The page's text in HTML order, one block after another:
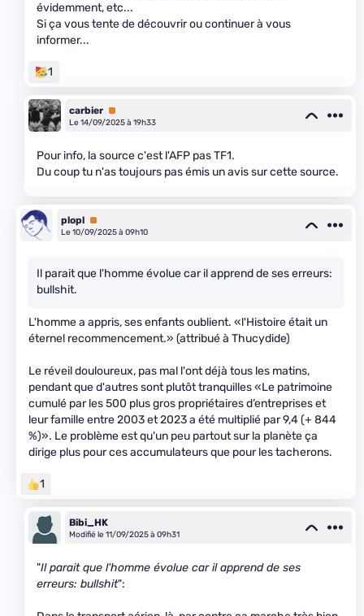
évidemment, etc...
Si ça vous tente de découvrir ou continuer à vous
informer...
1
carbier Premium
Le 14/09/2025 à 19h33
Pour info, la source c'est l'AFP pas TF1.
Du coup tu n'as toujours pas émis un avis sur cette source.
plopl Premium
Le 10/09/2025 à 09h10
Il parait que l'homme évolue car il apprend de ses erreurs:
bullshit.
L'homme a appris, ses enfants oublient. «l'Histoire était un
éternel recommencement.» (attribué à Thucydide)
Le réveil douloureux, pas mal l'ont déjà tous les matins,
pendant que d'autres sont plutôt tranquilles «Le patrimoine
cumulé par les 500 plus gros propriétaires d’entreprises et
leur famille entre 2003 et 2023 a été multiplié par 9,4 (+ 844
%)». Le problème est qu'un peu partout sur la planète ça
dirige plus pour ces accumulateurs que pour les tacherons.
1
Bibi_HK
Modifié le 11/09/2025 à 09h31
"Il parait que l'homme évolue car il apprend de ses
erreurs: bullshit":